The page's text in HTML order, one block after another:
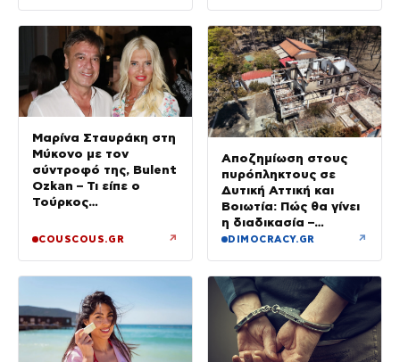
Μαρίνα Σταυράκη στη
Μύκονο με τον
σύντροφό της, Bulent
Ozkan – Τι είπε ο
Τούρκος
κάμερα
COUSCOUS.GR ↗
Αποζημίωση στους
πυρόπληκτους σε
Δυτική Αττική και
Βοιωτία: Πώς θα γίνει
η διαδικασία –
Ξεκινούν τη Δευτέρα
DIMOCRACY.GR ↗